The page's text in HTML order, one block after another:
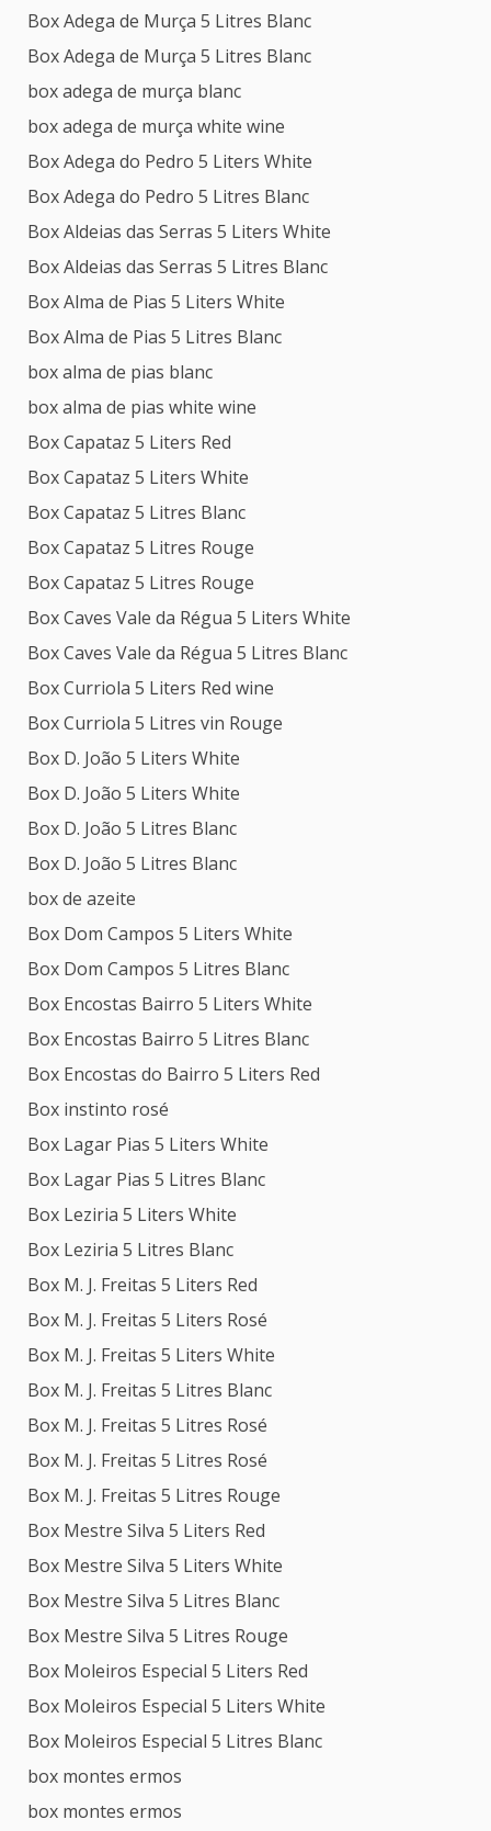
Box Adega de Murça 5 Litres Blanc
Box Adega de Murça 5 Litres Blanc
box adega de murça blanc
box adega de murça white wine
Box Adega do Pedro 5 Liters White
Box Adega do Pedro 5 Litres Blanc
Box Aldeias das Serras 5 Liters White
Box Aldeias das Serras 5 Litres Blanc
Box Alma de Pias 5 Liters White
Box Alma de Pias 5 Litres Blanc
box alma de pias blanc
box alma de pias white wine
Box Capataz 5 Liters Red
Box Capataz 5 Liters White
Box Capataz 5 Litres Blanc
Box Capataz 5 Litres Rouge
Box Capataz 5 Litres Rouge
Box Caves Vale da Régua 5 Liters White
Box Caves Vale da Régua 5 Litres Blanc
Box Curriola 5 Liters Red wine
Box Curriola 5 Litres vin Rouge
Box D. João 5 Liters White
Box D. João 5 Liters White
Box D. João 5 Litres Blanc
Box D. João 5 Litres Blanc
box de azeite
Box Dom Campos 5 Liters White
Box Dom Campos 5 Litres Blanc
Box Encostas Bairro 5 Liters White
Box Encostas Bairro 5 Litres Blanc
Box Encostas do Bairro 5 Liters Red
Box instinto rosé
Box Lagar Pias 5 Liters White
Box Lagar Pias 5 Litres Blanc
Box Leziria 5 Liters White
Box Leziria 5 Litres Blanc
Box M. J. Freitas 5 Liters Red
Box M. J. Freitas 5 Liters Rosé
Box M. J. Freitas 5 Liters White
Box M. J. Freitas 5 Litres Blanc
Box M. J. Freitas 5 Litres Rosé
Box M. J. Freitas 5 Litres Rosé
Box M. J. Freitas 5 Litres Rouge
Box Mestre Silva 5 Liters Red
Box Mestre Silva 5 Liters White
Box Mestre Silva 5 Litres Blanc
Box Mestre Silva 5 Litres Rouge
Box Moleiros Especial 5 Liters Red
Box Moleiros Especial 5 Liters White
Box Moleiros Especial 5 Litres Blanc
box montes ermos
box montes ermos